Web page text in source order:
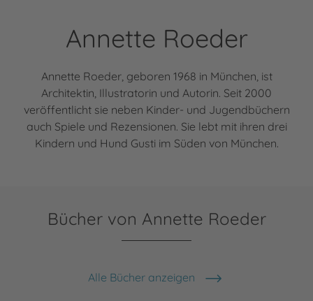
Annette Roeder
Annette Roeder, geboren 1968 in München, ist
Architektin, Illustratorin und Autorin. Seit 2000
veröffentlicht sie neben Kinder- und Jugendbüchern
auch Spiele und Rezensionen. Sie lebt mit ihren drei
Kindern und Hund Gusti im Süden von München.
Bücher von Annette Roeder
Alle Bücher anzeigen